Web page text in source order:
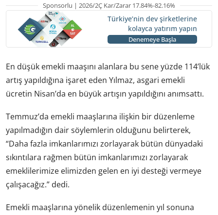
Sponsorlu | 2026/2Ç Kar/Zarar 17.84%-82.16%
Türkiye’nin dev şirketlerine
kolayca yatırım yapın
Denemeye Başla
En düşük emekli maaşını alanlara bu sene yüzde 114’lük
artış yapıldığına işaret eden Yılmaz, asgari emekli
ücretin Nisan’da en büyük artışın yapıldığını anımsattı.
Temmuz’da emekli maaşlarına ilişkin bir düzenleme
yapılmadığın dair söylemlerin olduğunu belirterek,
“Daha fazla imkanlarımızı zorlayarak bütün dünyadaki
sıkıntılara rağmen bütün imkanlarımızı zorlayarak
emeklilerimize elimizden gelen en iyi desteği vermeye
çalışacağız.” dedi.
Emekli maaşlarına yönelik düzenlemenin yıl sonuna